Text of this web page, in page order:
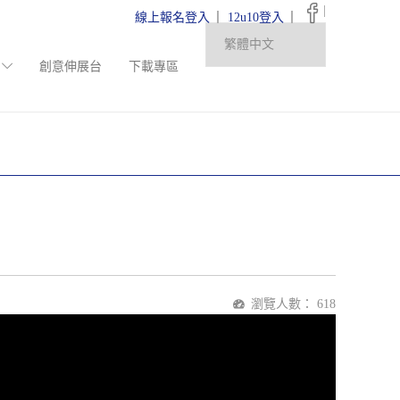
創意伸展台 下載專區
線上報名登入 12u10登入
瀏覽人數： 618